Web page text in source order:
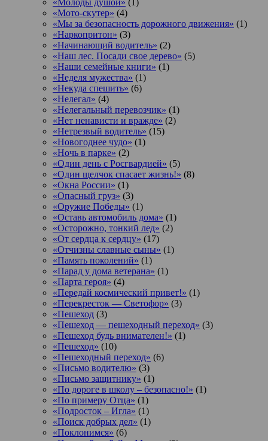
«Мото-скутер» (4)
«Мы за безопасность дорожного движения» (1)
«Наркопритон» (3)
«Начинающий водитель» (2)
«Наш лес. Посади свое дерево» (5)
«Наши семейные книги» (1)
«Неделя мужества» (1)
«Некуда спешить» (6)
«Нелегал» (4)
«Нелегальный перевозчик» (1)
«Нет ненависти и вражде» (2)
«Нетрезвый водитель» (15)
«Новогоднее чудо» (1)
«Ночь в парке» (2)
«Один день с Росгвардией» (5)
«Один щелчок спасает жизнь!» (8)
«Окна России» (1)
«Опасный груз» (3)
«Оружие Победы» (1)
«Оставь автомобиль дома» (1)
«Осторожно, тонкий лед» (2)
«От сердца к сердцу» (17)
«Отчизны славные сыны» (1)
«Память поколений» (1)
«Парад у дома ветерана» (1)
«Парта героя» (4)
«Передай космический привет!» (1)
«Перекресток — Светофор» (3)
«Пешеход (3)
«Пешеход — пешеходный переход» (3)
«Пешеход будь внимателен!» (1)
«Пешеход» (10)
«Пешеходный переход» (6)
«Письмо водителю» (3)
«Письмо защитнику» (1)
«По дороге в школу – безопасно!» (1)
«По примеру Отца» (1)
«Подросток ‒ Игла» (1)
«Поиск добрых дел» (1)
«Поклонимся» (6)